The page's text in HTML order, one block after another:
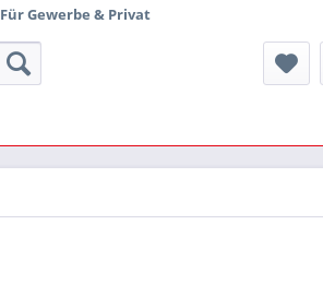
Für Gewerbe & Privat